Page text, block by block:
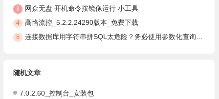
3 网众无盘 开机命令按镜像运行 小工具
4 高恪流控_5.2.2.24290版本_免费下载
5 连接数据库用字符串拼SQL太危险？务必使用参数化查询，安全防注入
随机文章
7.0.2.60_控制台_安装包